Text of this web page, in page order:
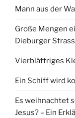
Mann aus der
Große Mengen
Dieburger
Vierblättriges
Ein Schiff wird
Es weihnachtet
Jesus? – Ein